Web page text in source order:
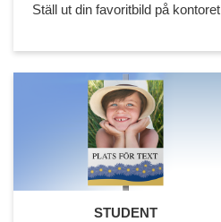
Ställ ut din favoritbild på kontoret
STUDENT